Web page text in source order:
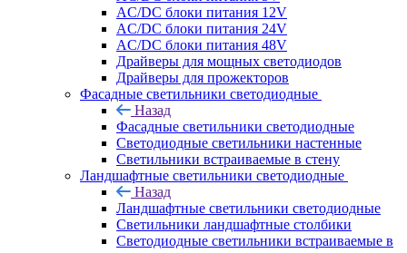
AC/DC блоки питания 12V
AC/DC блоки питания 24V
AC/DC блоки питания 48V
Драйверы для мощных светодиодов
Драйверы для прожекторов
Фасадные светильники светодиодные
Назад
Фасадные светильники светодиодные
Светодиодные светильники настенные
Светильники встраиваемые в стену
Ландшафтные светильники светодиодные
Назад
Ландшафтные светильники светодиодные
Светильники ландшафтные столбики
Светодиодные светильники встраиваемые в